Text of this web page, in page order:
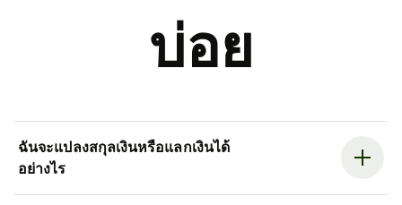
บ่อย
ฉันจะแปลงสกุลเงินหรือแลกเงินได้
อย่างไร